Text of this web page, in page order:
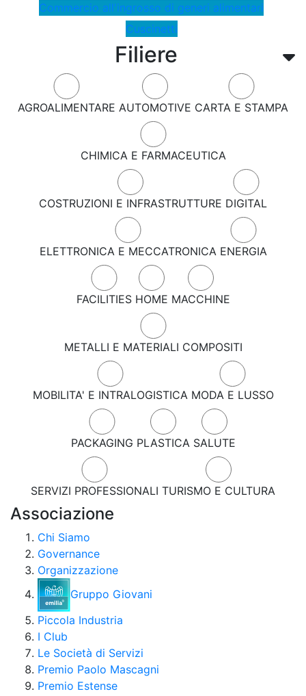
Filiere
AGROALIMENTARE AUTOMOTIVE CARTA E STAMPA
CHIMICA E FARMACEUTICA
COSTRUZIONI E INFRASTRUTTURE DIGITAL
ELETTRONICA E MECCATRONICA ENERGIA
FACILITIES HOME MACCHINE
METALLI E MATERIALI COMPOSITI
MOBILITA' E INTRALOGISTICA MODA E LUSSO
PACKAGING PLASTICA SALUTE
SERVIZI PROFESSIONALI TURISMO E CULTURA
Commercio all'ingrosso di generi alimentari
Cuscinetti
Associazione
Chi Siamo
Governance
Organizzazione
Gruppo Giovani
Piccola Industria
I Club
Le Società di Servizi
Premio Paolo Mascagni
Premio Estense